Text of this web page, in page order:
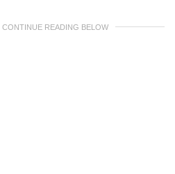
READING BELOW